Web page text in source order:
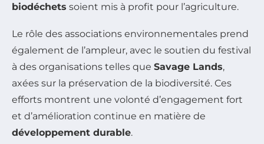
biodéchets soient mis à profit pour l’agriculture.
Le rôle des associations environnementales prend
également de l’ampleur, avec le soutien du festival
à des organisations telles que Savage Lands,
axées sur la préservation de la biodiversité. Ces
efforts montrent une volonté d’engagement fort
et d’amélioration continue en matière de
développement durable.